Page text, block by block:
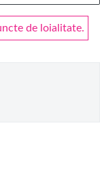
de loialitate.